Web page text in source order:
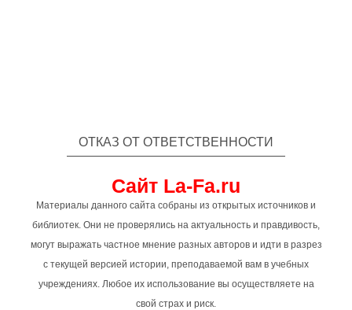
ОТКАЗ ОТ ОТВЕТСТВЕННОСТИ
Сайт La-Fa.ru
Материалы данного сайта собраны из открытых источников и
библиотек. Они не проверялись на актуальность и правдивость,
могут выражать частное мнение разных авторов и идти в разрез
с текущей версией истории, преподаваемой вам в учебных
учреждениях. Любое их использование вы осуществляете на
свой страх и риск.